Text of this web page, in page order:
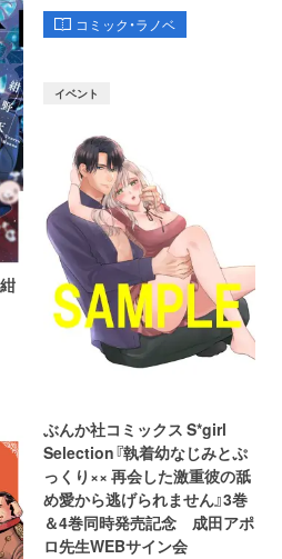
コミック・ラノベ
イベント
ぶんか社コミックス S*girl
Selection『執着幼なじみとぷ
っくり×× 再会した激重彼の舐
め愛から逃げられません』3巻
＆4巻同時発売記念 成田アポ
ロ先生WEBサイン会